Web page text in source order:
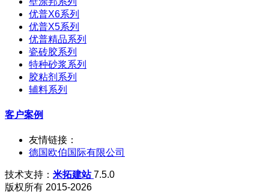
优普X6系列
优普X5系列
优普精品系列
瓷砖胶系列
特种砂浆系列
胶粘剂系列
辅料系列
客户案例
友情链接：
德国欧伯国际有限公司
技术支持： 米拓建站7.5.0
版权所有 2015-2026